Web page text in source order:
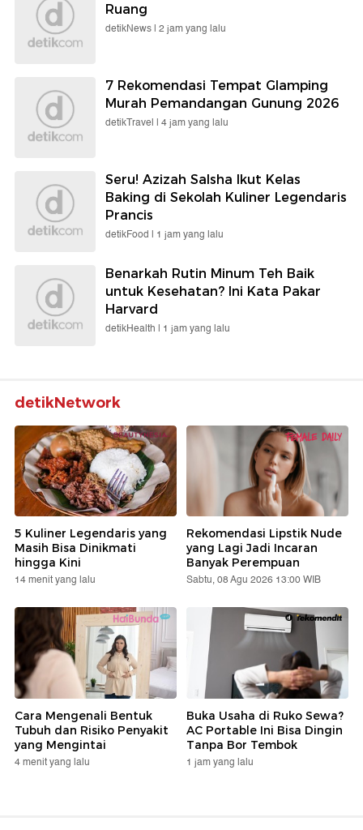
Ruang
detikNews | 2 jam yang lalu
7 Rekomendasi Tempat Glamping
Murah Pemandangan Gunung 2026
detikTravel | 4 jam yang lalu
Seru! Azizah Salsha Ikut Kelas
Baking di Sekolah Kuliner Legendaris
Prancis
detikFood | 1 jam yang lalu
Benarkah Rutin Minum Teh Baik
untuk Kesehatan? Ini Kata Pakar
Harvard
detikHealth | 1 jam yang lalu
detikNetwork
5 Kuliner Legendaris yang
Masih Bisa Dinikmati
hingga Kini
14 menit yang lalu
Rekomendasi Lipstik Nude
yang Lagi Jadi Incaran
Banyak Perempuan
Sabtu, 08 Agu 2026 13:00 WIB
Cara Mengenali Bentuk
Tubuh dan Risiko Penyakit
yang Mengintai
4 menit yang lalu
Buka Usaha di Ruko Sewa?
AC Portable Ini Bisa Dingin
Tanpa Bor Tembok
1 jam yang lalu